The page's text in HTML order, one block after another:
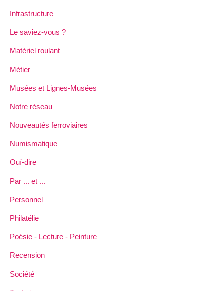
Infrastructure
Le saviez-vous ?
Matériel roulant
Métier
Musées et Lignes-Musées
Notre réseau
Nouveautés ferroviaires
Numismatique
Ouï-dire
Par ... et ...
Personnel
Philatélie
Poésie - Lecture - Peinture
Recension
Société